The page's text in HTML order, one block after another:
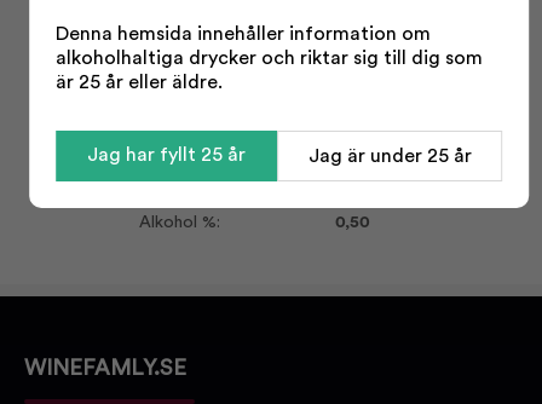
Facts
Öltyp:
India Pale Ale
Storlek:
330 ml
Alkohol %: 0,50
WINEFAMLY.SE
Denna hemsida innehåller information om
alkoholhaltiga drycker och riktar sig till dig som
är 25 år eller äldre.
Jag har fyllt 25 år Jag är under 25 år